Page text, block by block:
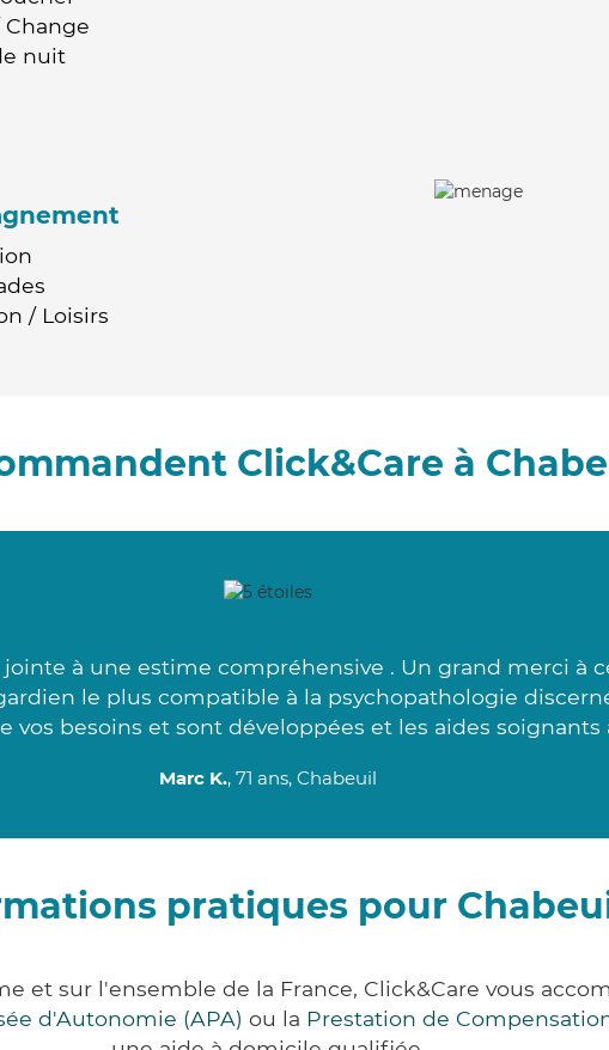
nuit
/ Loisirs
Click&Care à
jointe à une estime compréhensive . Un grand merci à
le plus compatible à la psychopathologie
vos besoins et sont développées et les aides soignants
Marc K., 71 ans, Chabeuil
pratiques pour
et sur l'ensemble de la France, Click&Care vous
d'Autonomie (APA) ou la Prestation de